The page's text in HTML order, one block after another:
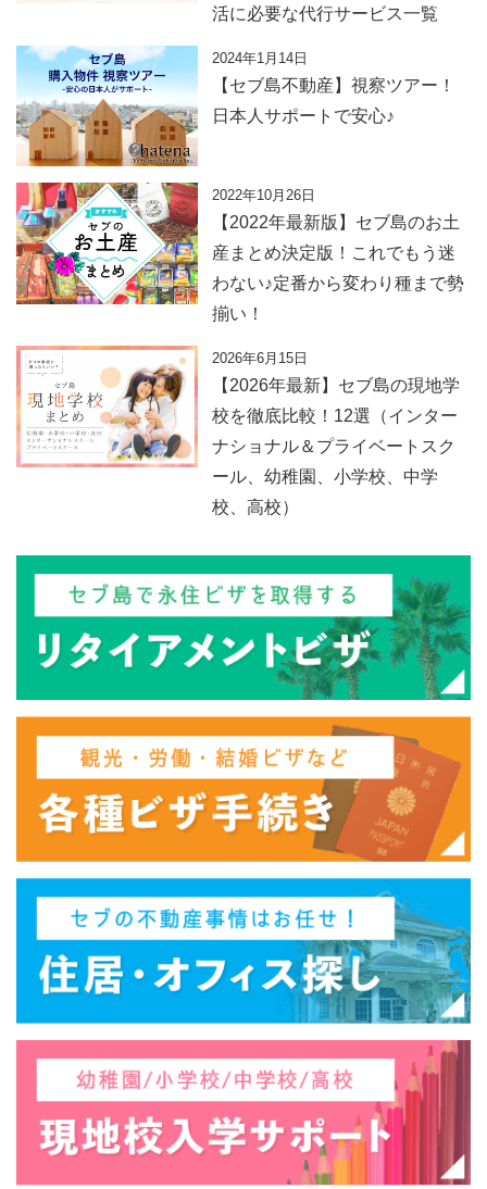
活に必要な代行サービス一覧
2024年1月14日
【セブ島不動産】視察ツアー！
日本人サポートで安心♪
2022年10月26日
【2022年最新版】セブ島のお土
産まとめ決定版！これでもう迷
わない♪定番から変わり種まで勢
揃い！
2026年6月15日
【2026年最新】セブ島の現地学
校を徹底比較！12選（インター
ナショナル＆プライベートスク
ール、幼稚園、小学校、中学
校、高校）